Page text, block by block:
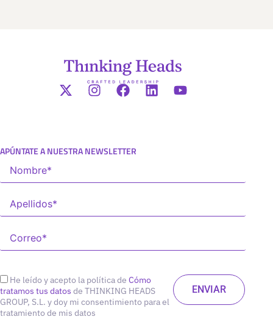
APÚNTATE A NUESTRA NEWSLETTER
He leído y acepto la política de Cómo
tratamos tus datos de THINKING HEADS
GROUP, S.L. y doy mi consentimiento para el
tratamiento de mis datos